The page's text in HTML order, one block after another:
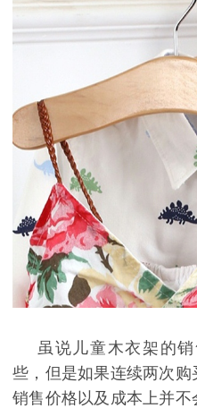
虽说儿童木衣架的
些，但是如果连续两次
销售价格以及成本上并